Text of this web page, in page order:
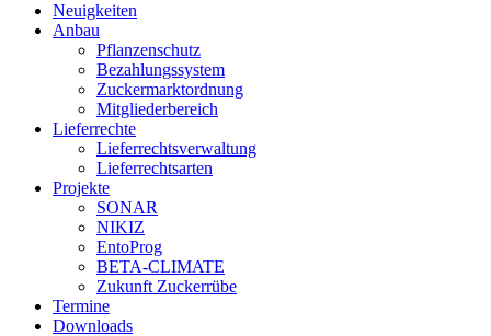
Neuigkeiten
Anbau
Pflanzenschutz
Bezahlungssystem
Zuckermarktordnung
Mitgliederbereich
Lieferrechte
Lieferrechtsverwaltung
Lieferrechtsarten
Projekte
SONAR
NIKIZ
EntoProg
BETA-CLIMATE
Zukunft Zuckerrübe
Termine
Downloads